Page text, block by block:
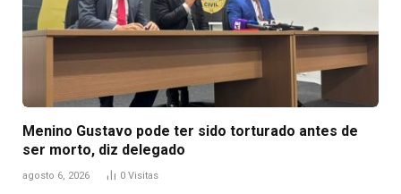
Menino Gustavo pode ter sido torturado antes de
ser morto, diz delegado
agosto 6, 2026 0 Visitas